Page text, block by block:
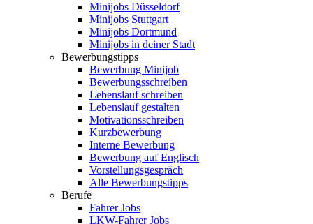
Minijobs Düsseldorf
Minijobs Stuttgart
Minijobs Dortmund
Minijobs in deiner Stadt
Bewerbungstipps
Bewerbung Minijob
Bewerbungsschreiben
Lebenslauf schreiben
Lebenslauf gestalten
Motivationsschreiben
Kurzbewerbung
Interne Bewerbung
Bewerbung auf Englisch
Vorstellungsgespräch
Alle Bewerbungstipps
Berufe
Fahrer Jobs
LKW-Fahrer Jobs